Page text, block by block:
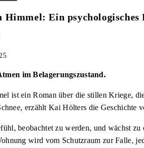
Himmel: Ein
im Belagerungszustand.
ist ein Roman über die stillen Kriege,
erzählt Kai Hölters die
beobachtet zu werden, und wächst
wird vom Schutzraum zur Falle,